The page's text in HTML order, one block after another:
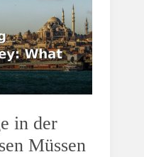
in der
Müssen